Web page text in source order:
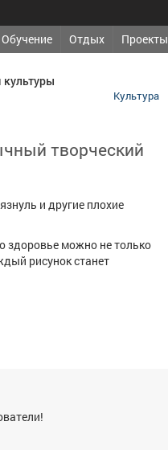
Обучение Отдых Проекты
Культура
творческий
и другие плохие
здоровье можно не только
рисунок станет